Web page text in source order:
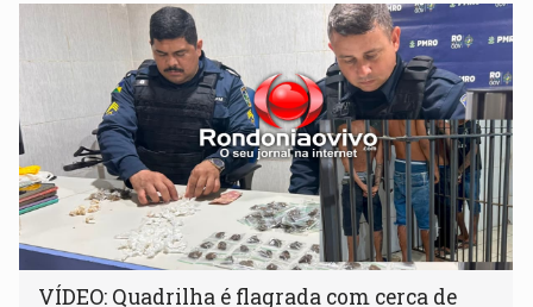
VÍDEO: Quadrilha é flagrada com cerca de